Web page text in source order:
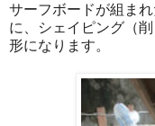
サーフボードが組ま
に、シェイピング（
形になります。